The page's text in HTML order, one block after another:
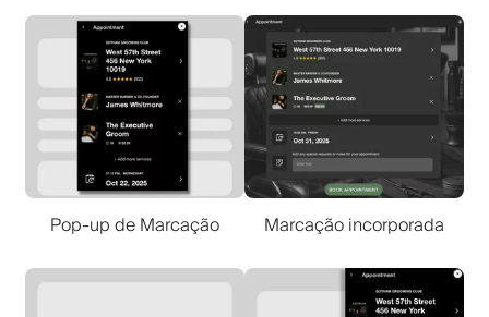
Pop-up de Marcação Marcação incorporada